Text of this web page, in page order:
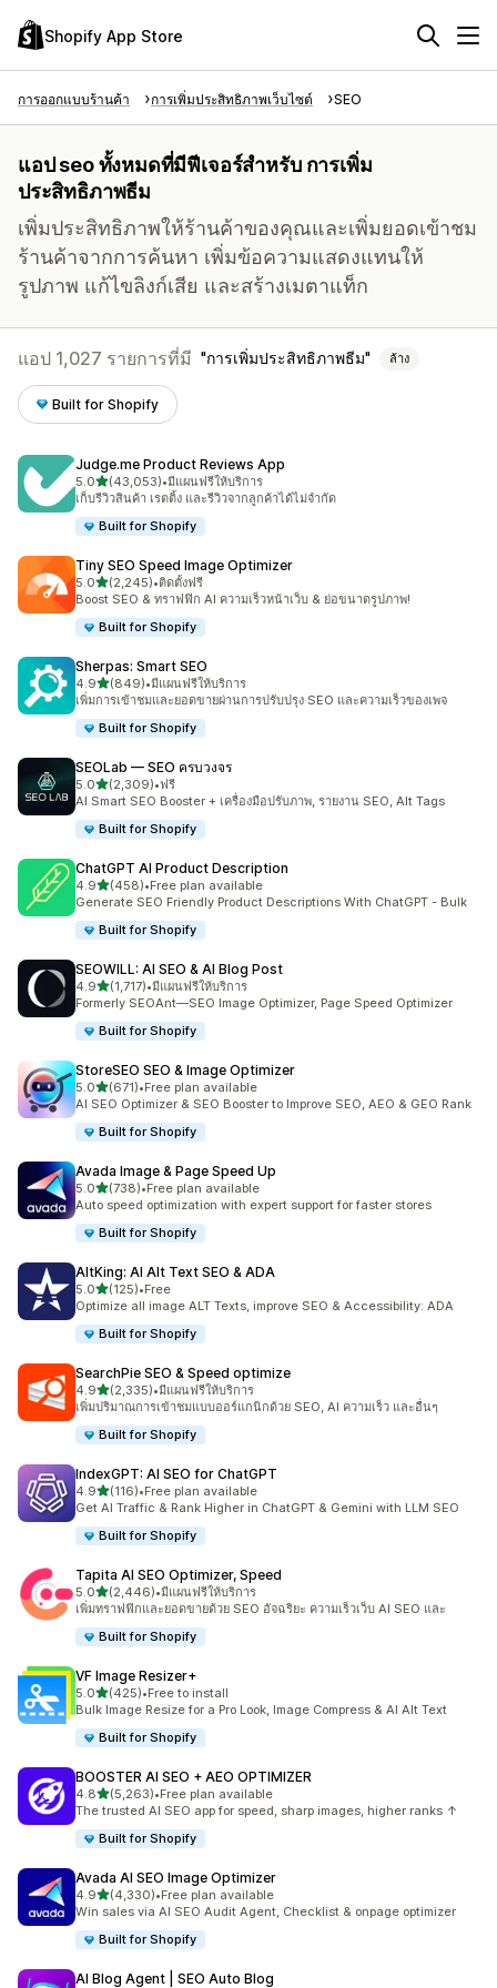
Shopify App Store
การออกแบบร้านค้า การเพิ่มประสิทธิภาพเว็บไซต์ SEO
แอป seo ทั้งหมดที่มีฟีเจอร์สำหรับ การเพิ่ม
ประสิทธิภาพธีม
เพิ่มประสิทธิภาพให้ร้านค้าของคุณและเพิ่มยอดเข้าชม
ร้านค้าจากการค้นหา เพิ่มข้อความแสดงแทนให้
รูปภาพ แก้ไขลิงก์เสีย และสร้างเมตาแท็ก
แอป 1,027 รายการที่มี การเพิ่มประสิทธิภาพธีม ล้าง
Built for Shopify
Judge.me Product Reviews App
5.0เต็ม 5 ดาว
(43,053)
ทั้งหมด 43053 รีวิว
•มีแผนฟรีให้บริการ
เก็บรีวิวสินค้า เรตติ้ง และรีวิวจากลูกค้าได้ไม่จำกัด
Built for Shopify
Tiny SEO Speed Image Optimizer
5.0เต็ม 5 ดาว
(2,245)
ทั้งหมด 2245 รีวิว
•ติดตั้งฟรี
Boost SEO & ทราฟฟิก AI ความเร็วหน้าเว็บ & ย่อขนาดรูปภาพ!
Built for Shopify
Sherpas: Smart SEO
4.9เต็ม 5 ดาว
(849)
ทั้งหมด 849 รีวิว
•มีแผนฟรีให้บริการ
เพิ่มการเข้าชมและยอดขายผ่านการปรับปรุง SEO และความเร็วของเพจ
Built for Shopify
SEOLab — SEO ครบวงจร
5.0เต็ม 5 ดาว
(2,309)
ทั้งหมด 2309 รีวิว
•ฟรี
AI Smart SEO Booster + เครื่องมือปรับภาพ, รายงาน SEO, Alt Tags
Built for Shopify
ChatGPT AI Product Description
4.9เต็ม 5 ดาว
(458)
ทั้งหมด 458 รีวิว
•Free plan available
Generate SEO Friendly Product Descriptions With ChatGPT - Bulk
Built for Shopify
SEOWILL: AI SEO & AI Blog Post
4.9เต็ม 5 ดาว
(1,717)
ทั้งหมด 1717 รีวิว
•มีแผนฟรีให้บริการ
Formerly SEOAnt—SEO Image Optimizer, Page Speed Optimizer
Built for Shopify
StoreSEO SEO & Image Optimizer
5.0เต็ม 5 ดาว
(671)
ทั้งหมด 671 รีวิว
•Free plan available
AI SEO Optimizer & SEO Booster to Improve SEO, AEO & GEO Rank
Built for Shopify
Avada Image & Page Speed Up
5.0เต็ม 5 ดาว
(738)
ทั้งหมด 738 รีวิว
•Free plan available
Auto speed optimization with expert support for faster stores
Built for Shopify
AltKing: AI Alt Text SEO & ADA
5.0เต็ม 5 ดาว
(125)
ทั้งหมด 125 รีวิว
•Free
Optimize all image ALT Texts, improve SEO & Accessibility: ADA
Built for Shopify
SearchPie SEO & Speed optimize
4.9เต็ม 5 ดาว
(2,335)
ทั้งหมด 2335 รีวิว
•มีแผนฟรีให้บริการ
เพิ่มปริมาณการเข้าชมแบบออร์แกนิกด้วย SEO, AI ความเร็ว และอื่นๆ
Built for Shopify
IndexGPT: AI SEO for ChatGPT
4.9เต็ม 5 ดาว
(116)
ทั้งหมด 116 รีวิว
•Free plan available
Get AI Traffic & Rank Higher in ChatGPT & Gemini with LLM SEO
Built for Shopify
Tapita AI SEO Optimizer, Speed
5.0เต็ม 5 ดาว
(2,446)
ทั้งหมด 2446 รีวิว
•มีแผนฟรีให้บริการ
เพิ่มทราฟฟิกและยอดขายด้วย SEO อัจฉริยะ ความเร็วเว็บ AI SEO และ
Built for Shopify
VF Image Resizer+
5.0เต็ม 5 ดาว
(425)
ทั้งหมด 425 รีวิว
•Free to install
Bulk Image Resize for a Pro Look, Image Compress & AI Alt Text
Built for Shopify
BOOSTER AI SEO + AEO OPTIMIZER
4.8เต็ม 5 ดาว
(5,263)
ทั้งหมด 5263 รีวิว
•Free plan available
The trusted AI SEO app for speed, sharp images, higher ranks ↑
Built for Shopify
Avada AI SEO Image Optimizer
4.9เต็ม 5 ดาว
(4,330)
ทั้งหมด 4330 รีวิว
•Free plan available
Win sales via AI SEO Audit Agent, Checklist & onpage optimizer
Built for Shopify
AI Blog Agent | SEO Auto Blog